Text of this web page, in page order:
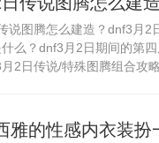
说图腾怎么建造？dnf3月2
么？dnf3月2日期间的第
2日传说/特殊图腾组合攻
雅的性感内衣装